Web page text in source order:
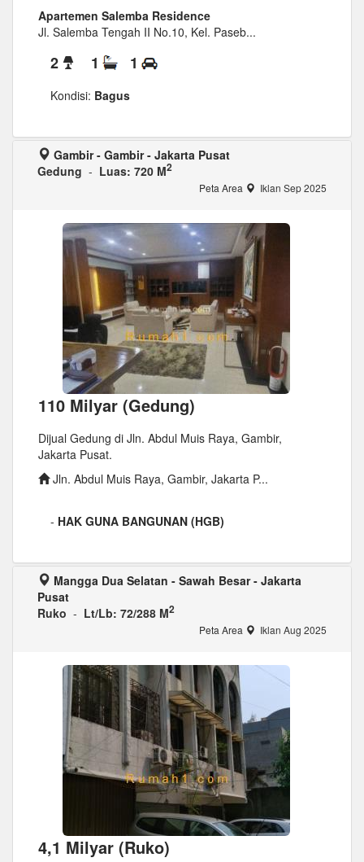
Apartemen Salemba Residence
Jl. Salemba Tengah II No.10, Kel. Paseb...
2 1 1
Kondisi: Bagus
Gambir - Gambir - Jakarta Pusat
Gedung - Luas: 720 M2
Peta Area Iklan Sep 2025
110 Milyar (Gedung)
Dijual Gedung di Jln. Abdul Muis Raya, Gambir,
Jakarta Pusat.
Jln. Abdul Muis Raya, Gambir, Jakarta P...
- HAK GUNA BANGUNAN (HGB)
Mangga Dua Selatan - Sawah Besar - Jakarta
Pusat
Ruko - Lt/Lb: 72/288 M2
Peta Area Iklan Aug 2025
4,1 Milyar (Ruko)